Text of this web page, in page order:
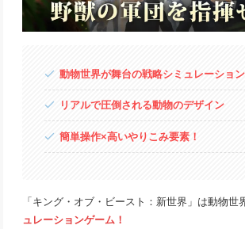
動物世界が舞台の戦略シミュレーション
リアルで圧倒される動物のデザイン
簡単操作×高いやりこみ要素！
「キング・オブ・ビースト：新世界」は動物世
ュレーションゲーム！